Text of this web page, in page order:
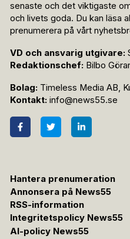
senaste och det viktigaste
och livets goda. Du kan läsa
prenumerera på vårt
VD och ansvarig utgivare:
Redaktionschef: Bilbo
Bolag: Timeless Media AB,
Kontakt: info@news55.se
Hantera prenumeration
Annonsera på News55
RSS-information
Integritetspolicy News55
AI-policy News55